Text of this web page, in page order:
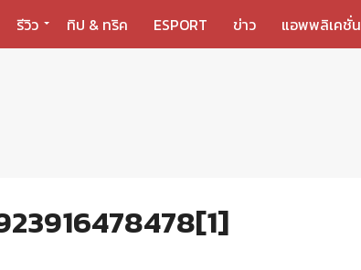
รีวิว ทิป & ทริค ESPORT ข่าว แอพพลิเคชั่น